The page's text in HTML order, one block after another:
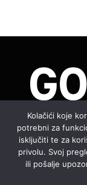
2026. Hrvatski
Kolačići koje
potrebni za
isključiti te za
privolu. Svoj
ili pošalje